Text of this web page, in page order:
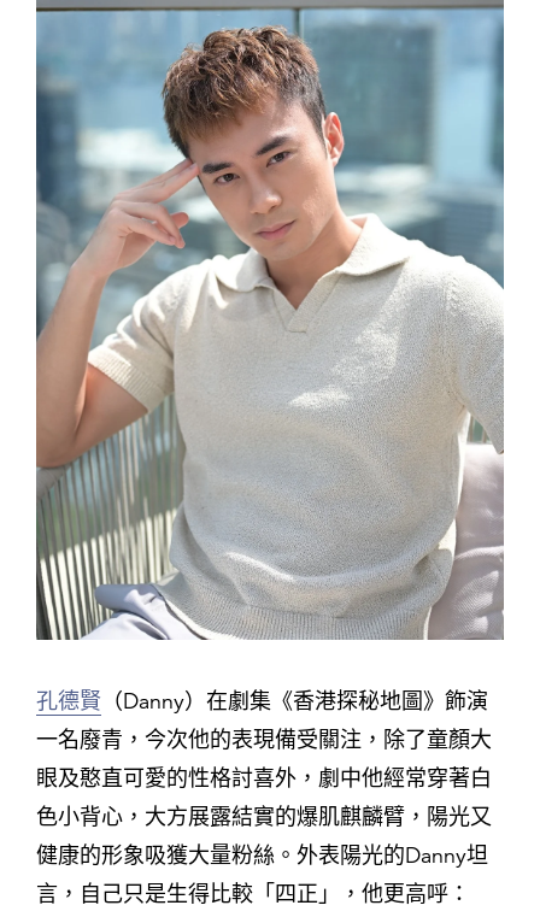
孔德賢 （Danny）在劇集《香港探秘地圖》飾演
一名廢青，今次他的表現備受關注，除了童顏大
眼及憨直可愛的性格討喜外，劇中他經常穿著白
色小背心，大方展露結實的爆肌麒麟臂，陽光又
健康的形象吸獲大量粉絲。外表陽光的Danny坦
言，自己只是生得比較「四正」，他更高呼：